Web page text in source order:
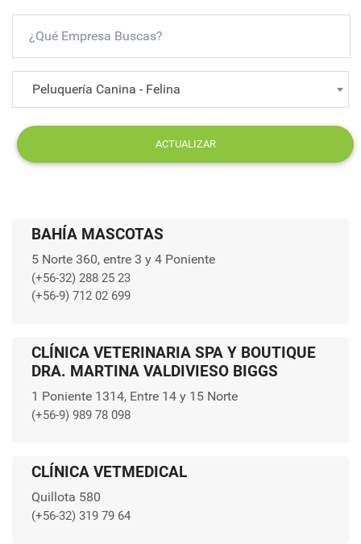
Peluquería Canina - Felina
ACTUALIZAR
BAHÍA MASCOTAS
5 Norte 360, entre 3 y 4 Poniente
(+56-32) 288 25 23
(+56-9) 712 02 699
CLÍNICA VETERINARIA SPA Y BOUTIQUE
DRA. MARTINA VALDIVIESO BIGGS
1 Poniente 1314, Entre 14 y 15 Norte
(+56-9) 989 78 098
CLÍNICA VETMEDICAL
Quillota 580
(+56-32) 319 79 64